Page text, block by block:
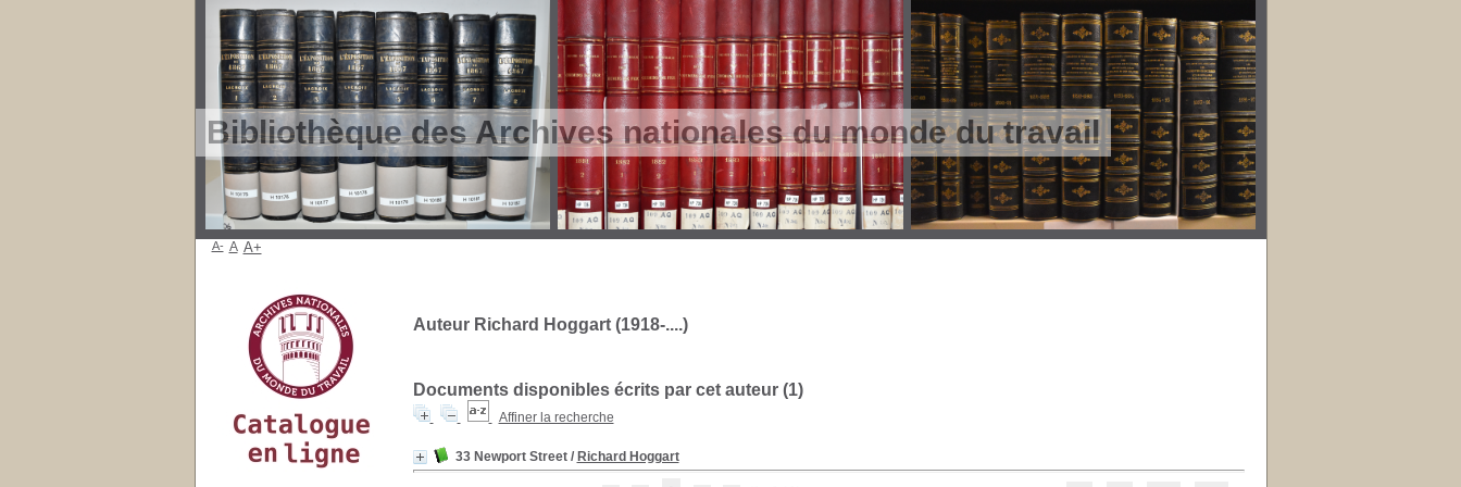
Bibliothèque des Archives nationales du monde du travail
Auteur Richard Hoggart (1918-....)
Documents disponibles écrits par cet auteur (1)
Affiner la recherche
33 Newport Street/ Richard Hoggart
A- A A+